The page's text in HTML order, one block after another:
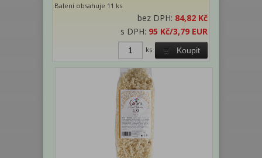
Balení obsahuje 11 ks
bez DPH: 84,82 Kč
s DPH: 95 Kč/3,79 EUR
Koupit
ks